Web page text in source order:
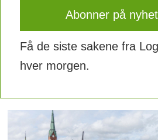
Få de siste sakene fra
hver morgen.